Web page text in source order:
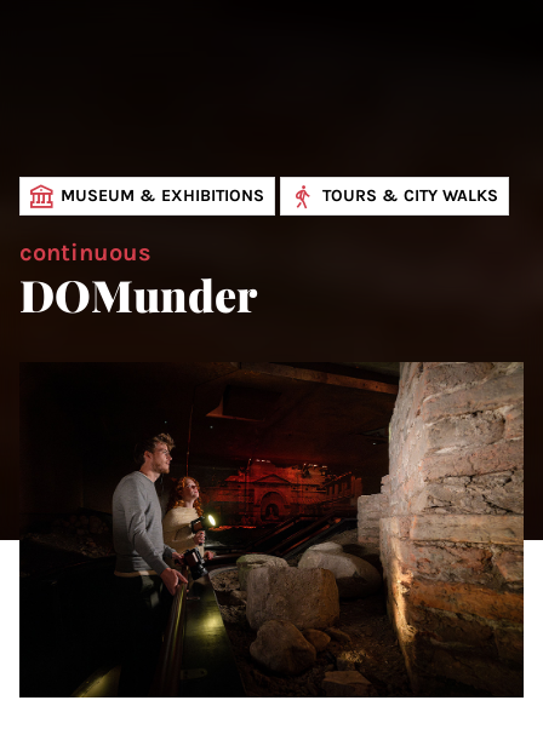
MUSEUM & EXHIBITIONS TOURS & CITY WALKS
continuous
DOMunder